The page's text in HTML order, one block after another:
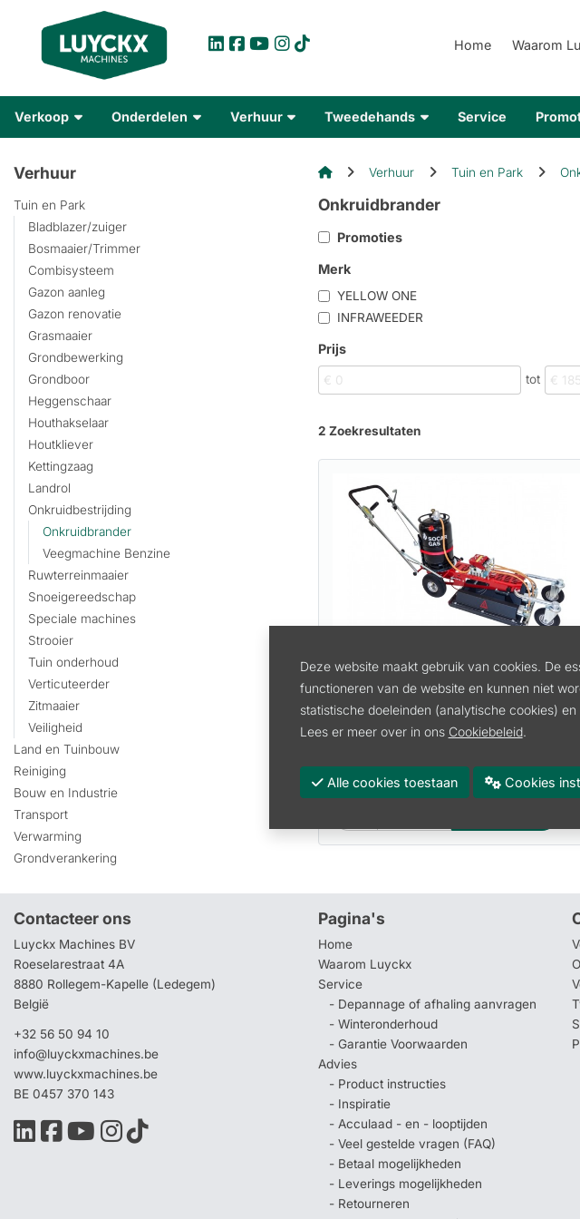
Home Waarom
Verkoop Onderdelen Verhuur Tweedehands Service
Verhuur
Tuin en Park
Bladblazer/zuiger
Bosmaaier/Trimmer
Combisysteem
Gazon aanleg
Gazon renovatie
Grasmaaier
Grondbewerking
Grondboor
Heggenschaar
Houthakselaar
Houtkliever
Kettingzaag
Landrol
Onkruidbestrijding
Onkruidbrander
Veegmachine Benzine
Ruwterreinmaaier
Snoeigereedschap
Speciale machines
Strooier
Tuin onderhoud
Verticuteerder
Zitmaaier
Veiligheid
Land en Tuinbouw
Reiniging
Bouw en Industrie
Transport
Verwarming
Grondverankering
Verhuur Tuin en Park
Onkruidbrander
Promoties
Merk
YELLOW ONE
INFRAWEEDER
Prijs
tot
2 Zoekresultaten
HUUR ONKRUIDBRANDER
INFRAWEEDER MASTER 510R
Artikel:VH IW151218
82.64 excl. btw
Contacteer ons
Luyckx Machines BV
Roeselarestraat 4A
8880 Rollegem-Kapelle (Ledegem)
België
+32 56 50 94 10
info@luyckxmachines.be
www.luyckxmachines.be
BE 0457 370 143
Pagina's
Home
Waarom Luyckx
Service
- Depannage of afhaling aanvragen
- Winteronderhoud
- Garantie Voorwaarden
Advies
- Product instructies
- Inspiratie
- Acculaad - en - looptijden
- Veel gestelde vragen (FAQ)
- Betaal mogelijkheden
- Leverings mogelijkheden
- Retourneren
Deze website maakt gebruik van cookies. De
functioneren van de website en kunnen niet
statistische doeleinden (analytische cookies)
Lees er meer over in ons Cookiebeleid.
Alle cookies toestaan Cookies